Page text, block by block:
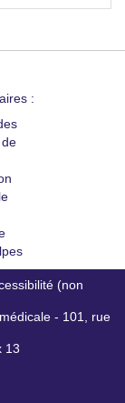
:
(non
- 101, rue
13